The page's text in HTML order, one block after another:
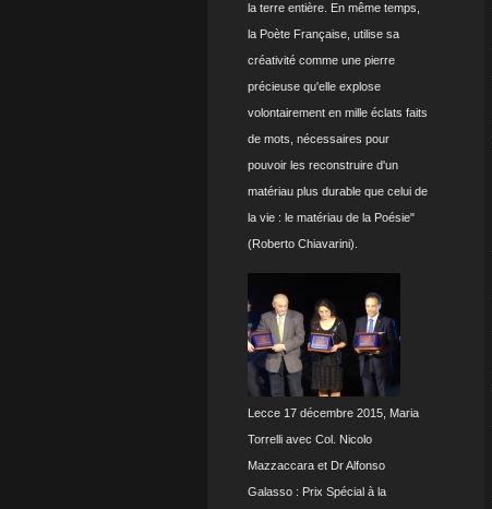
la terre entière. En même temps,
la Poète Française, utilise sa
créativité comme une pierre
précieuse qu'elle explose
volontairement en mille éclats faits
de mots, nécessaires pour
pouvoir les reconstruire d'un
matériau plus durable que celui de
la vie : le matériau de la Poésie"
(Roberto Chiavarini).
Lecce 17 décembre 2015, Maria
Torrelli avec Col. Nicolo
Mazzaccara et Dr Alfonso
Galasso : Prix Spécial à la